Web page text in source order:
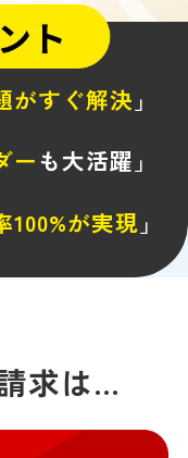
がすぐ解決 」
ーも大活躍」
100%が実現 」
求は…